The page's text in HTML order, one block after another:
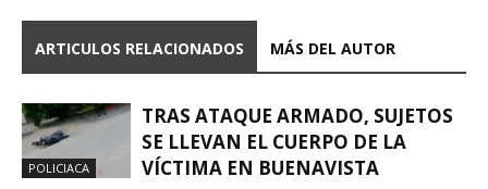
ARTICULOS RELACIONADOS MÁS DEL AUTOR
POLICIACA
TRAS ATAQUE ARMADO, SUJETOS
SE LLEVAN EL CUERPO DE LA
VÍCTIMA EN BUENAVISTA